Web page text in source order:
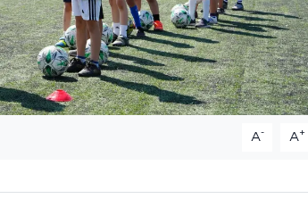
A- A+